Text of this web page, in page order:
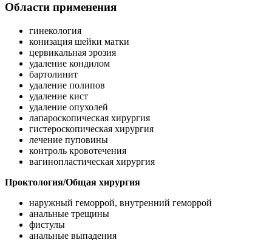
Области применения
гинекология
конизация шейки матки
цервикальная эрозия
удаление кондилом
бартолинит
удаление полипов
удаление кист
удаление опухолей
лапароскопическая хирургия
гистероскопическая хирургия
лечение пуповины
контроль кровотечения
вагинопластическая хирургия
Проктология/Общая хирургия
наружный геморрой, внутренний геморрой
анальные трещины
фистулы
анальные выпадения